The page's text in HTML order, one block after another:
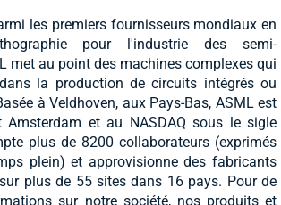
les premiers fournisseurs mondiaux en
pour l'industrie des semi-
met au point des machines complexes qui
la production de circuits intégrés ou
à Veldhoven, aux Pays-Bas, ASML est
Amsterdam et au NASDAQ sous le sigle
plus de 8200 collaborateurs (exprimés
plein) et approvisionne des fabricants
plus de 55 sites dans 16 pays. Pour de
sur notre société, nos produits et